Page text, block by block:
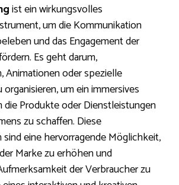
ist ein wirkungsvolles
um die Kommunikation
und das Engagement der
Es geht darum,
Animationen oder spezielle
um ein immersives
die Produkte oder Dienstleistungen
zu schaffen. Diese
eine hervorragende Möglichkeit,
Marke zu erhöhen und
der Verbraucher zu